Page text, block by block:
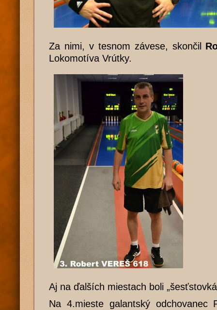
Za nimi, v tesnom závese, skončil
Lokomotíva Vrútky.
Aj na ďalších miestach boli
Na 4.mieste galantský odchovanec